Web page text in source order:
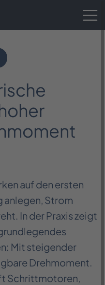
auf den ersten
anlegen, Strom
In der Praxis zeigt
Mit steigender
Drehmoment.
Schrittmotoren,